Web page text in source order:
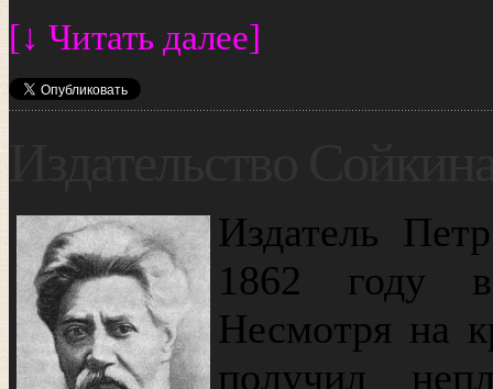
[↓ Читать далее]
Издатель
1862 году в
Несмотря на
получил